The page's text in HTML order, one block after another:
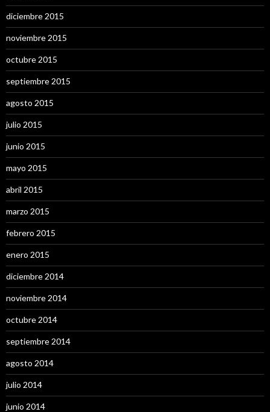
diciembre 2015
noviembre 2015
octubre 2015
septiembre 2015
agosto 2015
julio 2015
junio 2015
mayo 2015
abril 2015
marzo 2015
febrero 2015
enero 2015
diciembre 2014
noviembre 2014
octubre 2014
septiembre 2014
agosto 2014
julio 2014
junio 2014